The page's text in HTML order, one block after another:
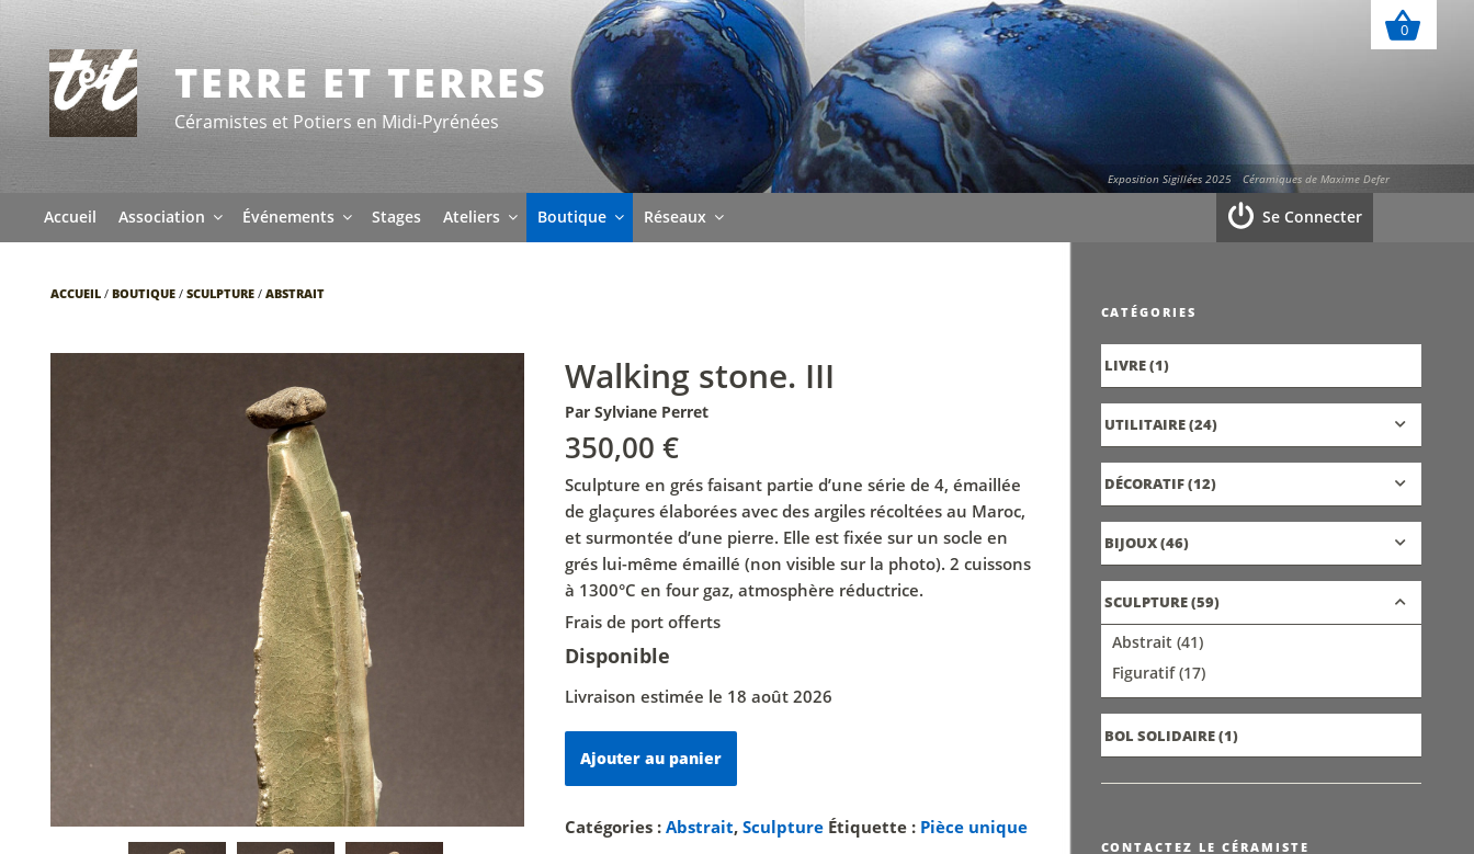
contenu
principal
Céramiques de Maxime Defer
Exposition Sigillées 2025
TERRE ET TERRES
Céramistes et Potiers en Midi-Pyrénées
Accueil Association Événements Stages Ateliers Boutique Réseaux Se Connecter
ACCUEIL / BOUTIQUE / SCULPTURE / ABSTRAIT
Walking stone. III
Par Sylviane Perret
350,00 €
Sculpture en grés faisant partie d’une série de 4, émaillée
de glaçures élaborées avec des argiles récoltées au Maroc,
et surmontée d’une pierre. Elle est fixée sur un socle en
grés lui-même émaillé (non visible sur la photo). 2 cuissons
à 1300°C en four gaz, atmosphère réductrice.
Frais de port offerts
Disponible
Livraison estimée le 18 août 2026
de
stone.
Ajouter au panier
Catégories : Abstrait, Sculpture Étiquette : Pièce unique
CATÉGORIES
LIVRE(1)
UTILITAIRE(24)
DÉCORATIF(12)
BIJOUX(46)
SCULPTURE(59)
Abstrait (41)
Figuratif (17)
BOL SOLIDAIRE(1)
CONTACTEZ LE CÉRAMISTE
0